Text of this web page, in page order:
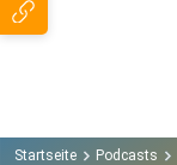
Startseite Podcasts